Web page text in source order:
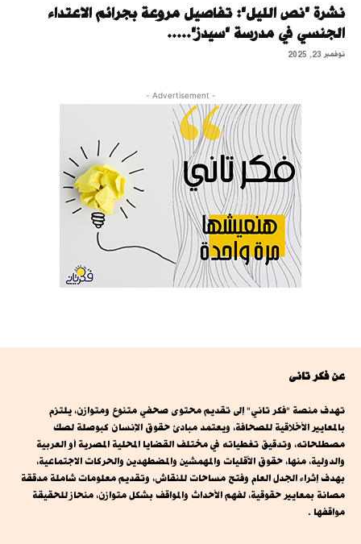
نشرة "نص الليل": تفاصيل مروعة بجرائم الاعتداء
الجنسي في مدرسة "سيدز".....
نوفمبر 23, 2025
- Advertisement -
عن فكر تانى
تهدف منصة "فكر تاني" إلى تقديم محتوى صحفي متنوع ومتوازن، يلتزم
بالمعايير الأخلاقية للصحافة، ويعتمد مبادئ حقوق الإنسان كبوصلة لصك
مصطلحاته، وتدقيق تغطياته في مختلف القضايا المحلية المصرية أو العربية
والدولية، منها، حقوق الأقليات والمهمشين والمضطهدين والحركات الاجتماعية،
بهدف إثراء الجدل العام وفتح مساحات للنقاش، وتقديم معلومات شاملة مدققة
مصانة بمعايير حقوقية، لفهم الأحداث والمواقف بشكل متوازن، منحاز للحقيقة
مواقفها .